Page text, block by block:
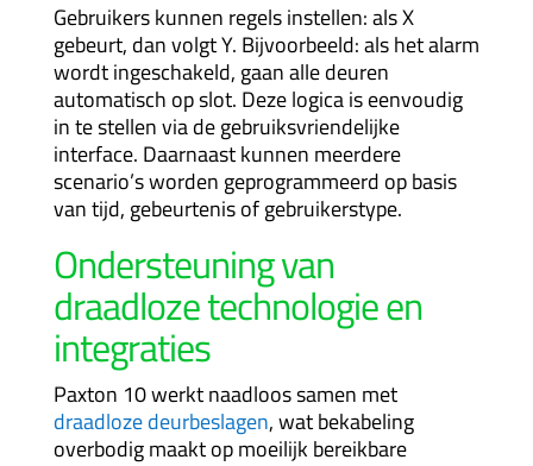
Gebruikers kunnen regels instellen: als X
gebeurt, dan volgt Y. Bijvoorbeeld: als het alarm
wordt ingeschakeld, gaan alle deuren
automatisch op slot. Deze logica is eenvoudig
in te stellen via de gebruiksvriendelijke
interface. Daarnaast kunnen meerdere
scenario’s worden geprogrammeerd op basis
van tijd, gebeurtenis of gebruikerstype.
Ondersteuning van
draadloze technologie en
integraties
Paxton 10 werkt naadloos samen met
draadloze deurbeslagen, wat bekabeling
overbodig maakt op moeilijk bereikbare